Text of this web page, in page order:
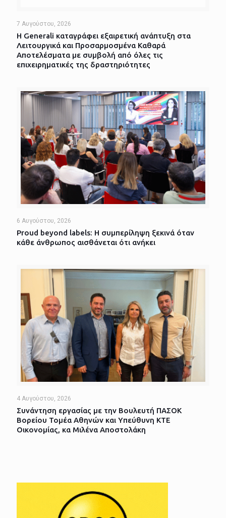
7 Αυγούστου, 2026
Η Generali καταγράφει εξαιρετική ανάπτυξη στα
Λειτουργικά και Προσαρμοσμένα Καθαρά
Αποτελέσματα με συμβολή από όλες τις
επιχειρηματικές της δραστηριότητες
6 Αυγούστου, 2026
Proud beyond labels: Η συμπερίληψη ξεκινά όταν
κάθε άνθρωπος αισθάνεται ότι ανήκει
4 Αυγούστου, 2026
Συνάντηση εργασίας με την Βουλευτή ΠΑΣΟΚ
Βορείου Τομέα Αθηνών και Υπεύθυνη ΚΤΕ
Οικονομίας, κα Μιλένα Αποστολάκη